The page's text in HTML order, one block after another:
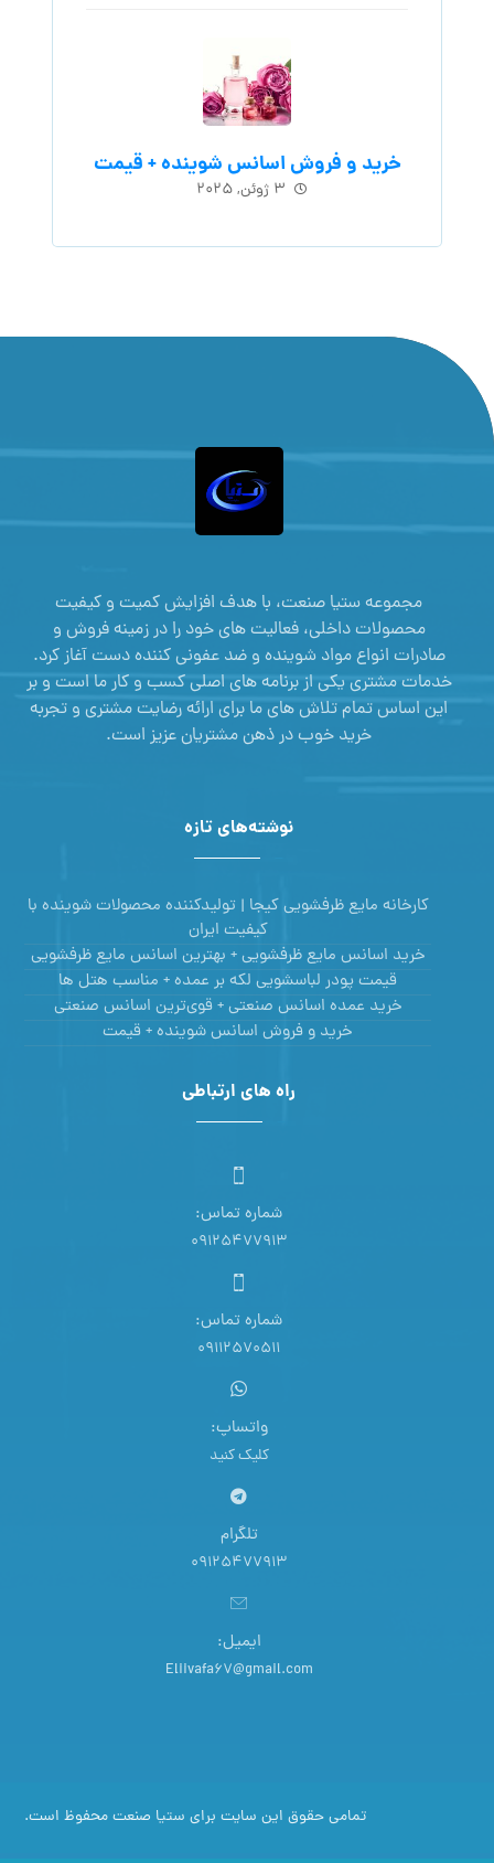
خرید و فروش اسانس شوینده + قیمت
۳ ژوئن, ۲۰۲۵
مجموعه ستیا صنعت، با هدف افزایش کمیت و کیفیت
محصولات داخلی، فعالیت های خود را در زمینه فروش و
صادرات انواع مواد شوینده و ضد عفونی کننده دست آغاز کرد.
خدمات مشتری یکی از برنامه های اصلی کسب و کار ما است و بر
این اساس تمام تلاش های ما برای ارائه رضایت مشتری و تجربه
خرید خوب در ذهن مشتریان عزیز است.
نوشته‌های تازه
کارخانه مایع ظرفشویی کیجا | تولیدکننده محصولات شوینده با
کیفیت ایران
خرید اسانس مایع ظرفشویی + بهترین اسانس مایع ظرفشویی
قیمت پودر لباسشویی لکه بر عمده + مناسب هتل ها
خرید عمده اسانس صنعتی + قوی‌ترین اسانس‌ صنعتی
خرید و فروش اسانس شوینده + قیمت
راه های ارتباطی
شماره تماس:
09125477913
شماره تماس:
09112570511
واتساپ:
کلیک کنید
تلگرام
09125477913
ایمیل:
Eliivafa67@gmail.com
تمامی حقوق این سایت برای ستیا صنعت محفوظ است.